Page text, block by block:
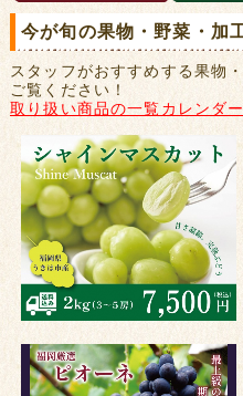
今が旬の果物・野菜・加
スタッフがおすすめする果物
ご覧ください！
取り扱い商品の一覧カレンダ